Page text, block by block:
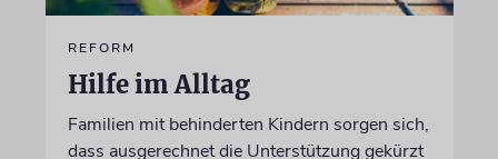
REFORM
Hilfe im Alltag
Familien mit behinderten Kindern sorgen sich,
dass ausgerechnet die Unterstützung gekürzt